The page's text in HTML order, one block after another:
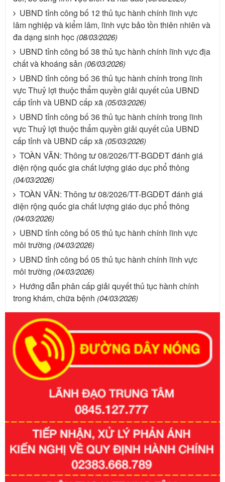
UBND tỉnh công bố 12 thủ tục hành chính lĩnh vực
lâm nghiệp và kiểm lâm, lĩnh vực bảo tồn thiên nhiên và
đa dạng sinh học (08/03/2026)
UBND tỉnh công bố 38 thủ tục hành chính lĩnh vực địa
chất và khoáng sản (06/03/2026)
UBND tỉnh công bố 36 thủ tục hành chính trong lĩnh
vực Thuỷ lợi thuộc thẩm quyền giải quyết của UBND
cấp tỉnh và UBND cấp xã (05/03/2026)
UBND tỉnh công bố 36 thủ tục hành chính trong lĩnh
vực Thuỷ lợi thuộc thẩm quyền giải quyết của UBND
cấp tỉnh và UBND cấp xã (05/03/2026)
TOÀN VĂN: Thông tư 08/2026/TT-BGDĐT đánh giá
diện rộng quốc gia chất lượng giáo dục phổ thông
(04/03/2026)
TOÀN VĂN: Thông tư 08/2026/TT-BGDĐT đánh giá
diện rộng quốc gia chất lượng giáo dục phổ thông
(04/03/2026)
UBND tỉnh công bố 05 thủ tục hành chính lĩnh vực
môi trường (04/03/2026)
UBND tỉnh công bố 05 thủ tục hành chính lĩnh vực
môi trường (04/03/2026)
Hướng dẫn phân cấp giải quyết thủ tục hành chính
trong khám, chữa bệnh (04/03/2026)